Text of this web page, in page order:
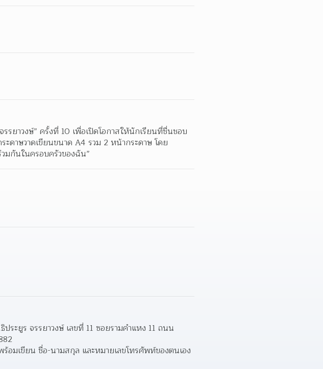
รยาวงษ์” ครั้งที่ 10 เพื่อเปิดโอกาสให้นักเรียนที่ชื่นชอบ
ะดาษวาดเขียนขนาด A4 รวม 2 หน้ากระดาษ โดย
มกันในครอบครัวของฉัน”
ะยูร จรรยาวงษ์ เลขที่ 11 ซอยรามคำแหง 11 ถนน
อมเขียน ชื่อ-นามสกุล และหมายเลขโทรศัพท์ของตนเอง